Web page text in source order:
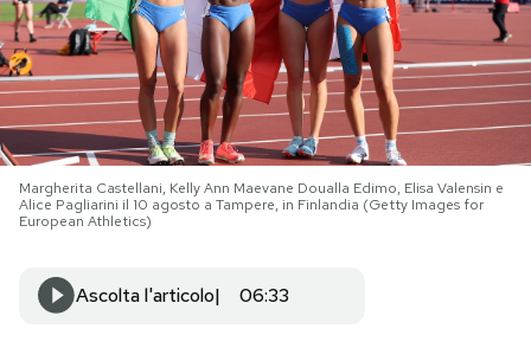
NEWSLETTER
I MIEI PREFERITI
SHOP
Margherita Castellani, Kelly Ann Maevane Doualla Edimo, Elisa Valensin e
Alice Pagliarini il 10 agosto a Tampere, in Finlandia (Getty Images for
European Athletics)
Ascolta l'articolo 06:33